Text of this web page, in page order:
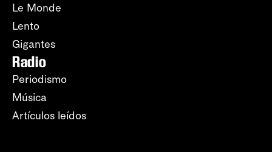
Le Monde
Lento
Gigantes
Radio
Periodismo
Música
Artículos leídos